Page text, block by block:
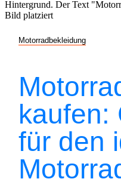
Motorradbekleidung
kaufen:
für den